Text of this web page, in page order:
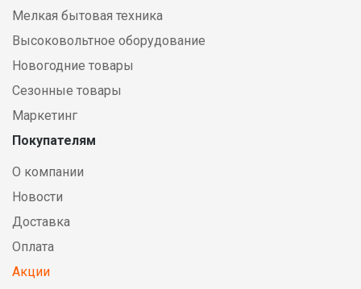
Мелкая бытовая техника
Высоковольтное оборудование
Новогодние товары
Сезонные товары
Маркетинг
Покупателям
О компании
Новости
Доставка
Оплата
Акции